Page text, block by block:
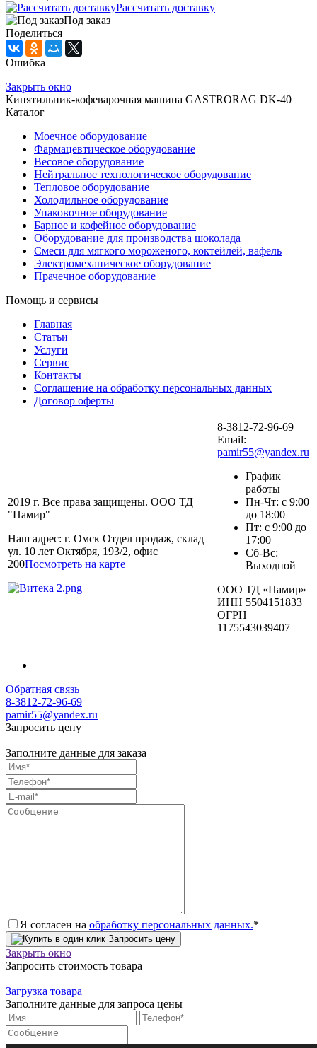
Рассчитать доставку
Под заказ
Поделиться
Ошибка
Закрыть окно
Кипятильник-кофеварочная машина GASTRORAG DK-40
Каталог
Моечное оборудование
Фармацевтическое оборудование
Весовое оборудование
Нейтральное технологическое оборудование
Тепловое оборудование
Холодильное оборудование
Упаковочное оборудование
Барное и кофейное оборудование
Оборудование для производства шоколада
Смеси для мягкого мороженого, коктейлей, вафель
Электромеханическое оборудование
Прачечное оборудование
Помощь и сервисы
Главная
Статьи
Услуги
Сервис
Контакты
Соглашение на обработку персональных данных
Договор оферты
2019 г. Все права защищены. ООО ТД
"Памир"
Наш адрес: г. Омск Отдел продаж, склад
ул. 10 лет Октября, 193/2, офис
200Посмотреть на карте
8-3812-72-96-69
Email:
pamir55@yandex.ru
График
работы
Пн-Чт: с 9:00
до 18:00
Пт: с 9:00 до
17:00
Сб-Вс:
Выходной
ООО ТД «Памир»
ИНН 5504151833
ОГРН
1175543039407
Обратная связь
8-3812-72-96-69
pamir55@yandex.ru
Запросить цену
Заполните данные для заказа
Я согласен на обработку персональных данных.*
Запросить цену
Закрыть окно
Запросить стоимость товара
Загрузка товара
Заполните данные для запроса цены